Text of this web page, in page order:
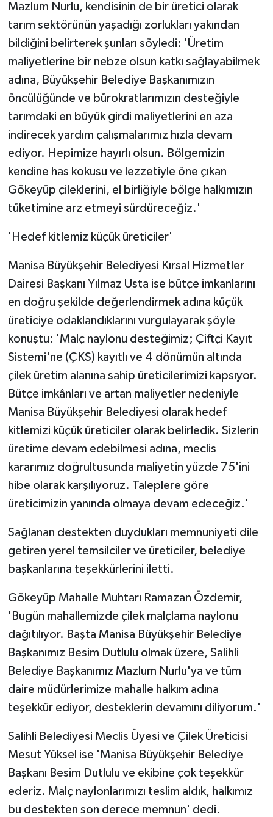
Mazlum Nurlu, kendisinin de bir üretici olarak
tarım sektörünün yaşadığı zorlukları yakından
bildiğini belirterek şunları söyledi: 'Üretim
maliyetlerine bir nebze olsun katkı sağlayabilmek
adına, Büyükşehir Belediye Başkanımızın
öncülüğünde ve bürokratlarımızın desteğiyle
tarımdaki en büyük girdi maliyetlerini en aza
indirecek yardım çalışmalarımız hızla devam
ediyor. Hepimize hayırlı olsun. Bölgemizin
kendine has kokusu ve lezzetiyle öne çıkan
Gökeyüp çileklerini, el birliğiyle bölge halkımızın
tüketimine arz etmeyi sürdüreceğiz.'
'Hedef kitlemiz küçük üreticiler'
Manisa Büyükşehir Belediyesi Kırsal Hizmetler
Dairesi Başkanı Yılmaz Usta ise bütçe imkanlarını
en doğru şekilde değerlendirmek adına küçük
üreticiye odaklandıklarını vurgulayarak şöyle
konuştu: 'Malç naylonu desteğimiz; Çiftçi Kayıt
Sistemi'ne (ÇKS) kayıtlı ve 4 dönümün altında
çilek üretim alanına sahip üreticilerimizi kapsıyor.
Bütçe imkânları ve artan maliyetler nedeniyle
Manisa Büyükşehir Belediyesi olarak hedef
kitlemizi küçük üreticiler olarak belirledik. Sizlerin
üretime devam edebilmesi adına, meclis
kararımız doğrultusunda maliyetin yüzde 75'ini
hibe olarak karşılıyoruz. Taleplere göre
üreticimizin yanında olmaya devam edeceğiz.'
Sağlanan destekten duydukları memnuniyeti dile
getiren yerel temsilciler ve üreticiler, belediye
başkanlarına teşekkürlerini iletti.
Gökeyüp Mahalle Muhtarı Ramazan Özdemir,
'Bugün mahallemizde çilek malçlama naylonu
dağıtılıyor. Başta Manisa Büyükşehir Belediye
Başkanımız Besim Dutlulu olmak üzere, Salihli
Belediye Başkanımız Mazlum Nurlu'ya ve tüm
daire müdürlerimize mahalle halkım adına
teşekkür ediyor, desteklerin devamını diliyorum.'
Salihli Belediyesi Meclis Üyesi ve Çilek Üreticisi
Mesut Yüksel ise 'Manisa Büyükşehir Belediye
Başkanı Besim Dutlulu ve ekibine çok teşekkür
ederiz. Malç naylonlarımızı teslim aldık, halkımız
bu destekten son derece memnun' dedi.